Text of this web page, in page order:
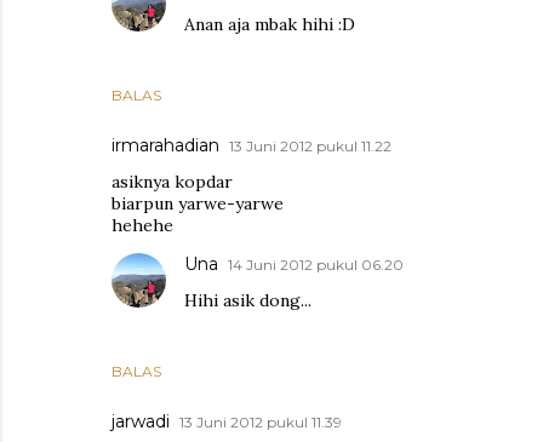
BALAS
Anan aja mbak hihi :D
irmarahadian 13 Juni 2012 pukul 11.22
asiknya kopdar
biarpun yarwe-yarwe
hehehe
BALAS
Una 14 Juni 2012 pukul 06.20
Hihi asik dong...
jarwadi 13 Juni 2012 pukul 11.39